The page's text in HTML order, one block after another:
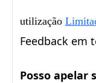
utilização
Feedback em
Posso apelar